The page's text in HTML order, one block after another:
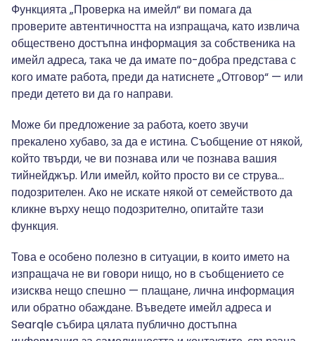
Функцията „Проверка на имейл“ ви помага да
проверите автентичността на изпращача, като извлича
обществено достъпна информация за собственика на
имейл адреса, така че да имате по-добра представа с
кого имате работа, преди да натиснете „Отговор“ — или
преди детето ви да го направи.
Може би предложение за работа, което звучи
прекалено хубаво, за да е истина. Съобщение от някой,
който твърди, че ви познава или че познава вашия
тийнейджър. Или имейл, който просто ви се струва…
подозрителен. Ако не искате някой от семейството да
кликне върху нещо подозрително, опитайте тази
функция.
Това е особено полезно в ситуации, в които името на
изпращача не ви говори нищо, но в съобщението се
изисква нещо спешно — плащане, лична информация
или обратно обаждане. Въведете имейл адреса и
Searqle събира цялата публично достъпна